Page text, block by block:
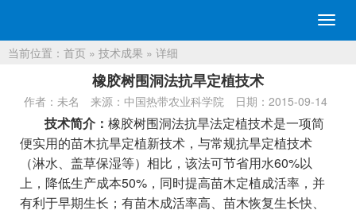
切
换
当前位置： 首页 » 技术成果 » 详细
橡胶树围洞法抗旱定植技术
作者：未名 来源：中国热带农业科学院 日期：2015-09-14
技术简介： 橡胶树围洞法抗旱法定植技术是一项简
便实用的苗木抗旱定植新技术，与常规抗旱定植技术
（淋水、盖草保湿等）相比，该法可节省用水60%以
上，降低生产成本50% ，同时提高苗木定植成活率，并
有利于早期生长；有苗木成活率高、苗木恢复生长快、